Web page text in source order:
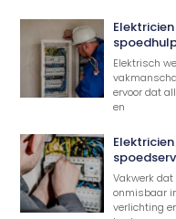
Elektrisch
ervoor dat
en
Vakwerk
onmisbaar
verlichting